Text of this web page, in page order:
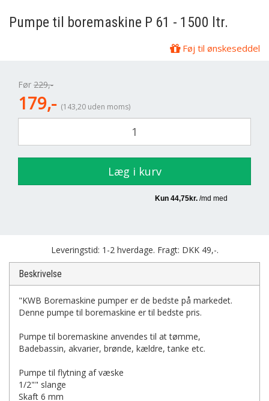
Pumpe til boremaskine P 61 - 1500 ltr.
Føj til ønskeseddel
Før 229,-
179,- (143,20 uden moms)
Læg i kurv
Leveringstid: 1-2 hverdage. Fragt: DKK 49,-.
Beskrivelse
"KWB Boremaskine pumper er de bedste på markedet.
Denne pumpe til boremaskine er til bedste pris.
Pumpe til boremaskine anvendes til at tømme,
Badebassin, akvarier, brønde, kældre, tanke etc.
Pumpe til flytning af væske
1/2"" slange
Skaft 6 mm